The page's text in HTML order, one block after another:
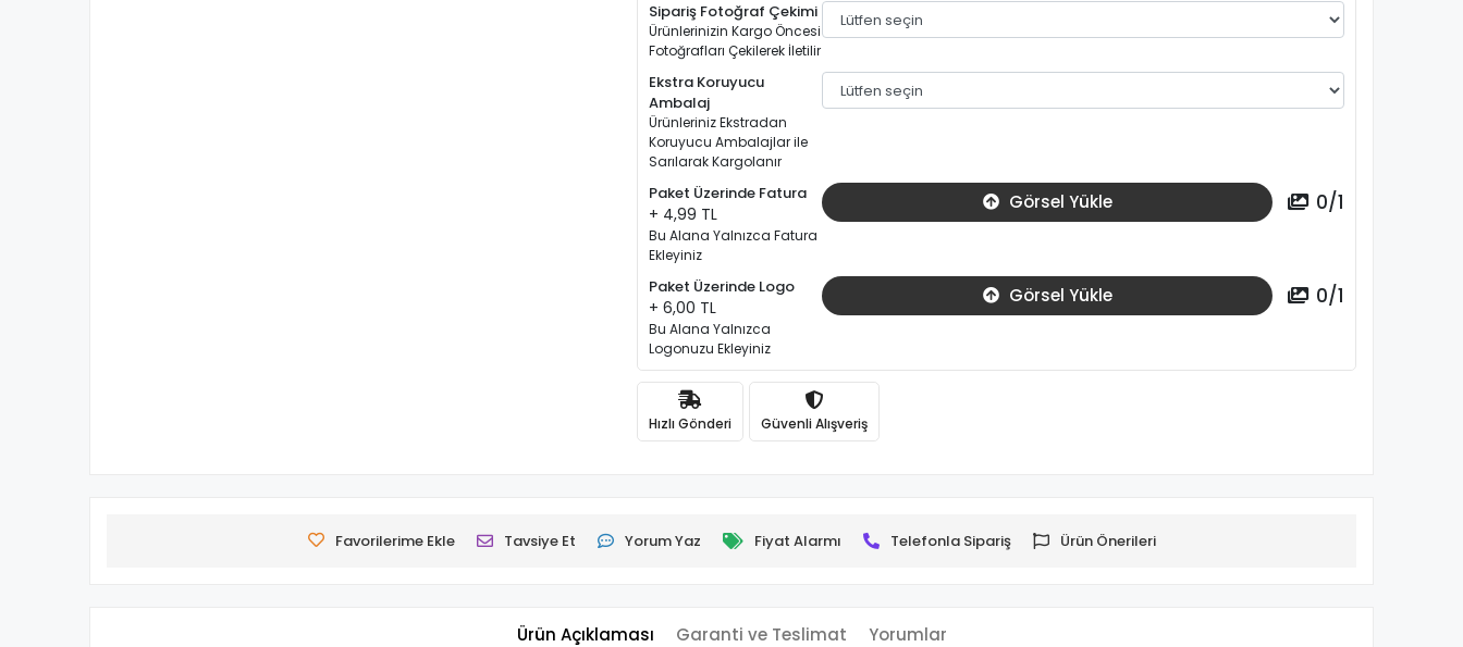
Sipariş Fotoğraf Çekimi
Ürünlerinizin Kargo Öncesi
Fotoğrafları Çekilerek İletilir
Ekstra Koruyucu
Ambalaj
Ürünleriniz Ekstradan
Koruyucu Ambalajlar ile
Sarılarak Kargolanır
Paket Üzerinde Fatura
+ 4,99 TL
Bu Alana Yalnızca Fatura
Ekleyiniz
Görsel Yükle 0/1
Paket Üzerinde Logo
+ 6,00 TL
Bu Alana Yalnızca
Logonuzu Ekleyiniz
Görsel Yükle 0/1
Hızlı Gönderi Güvenli Alışveriş
Favorilerime Ekle Tavsiye Et Yorum Yaz Fiyat Alarmı Telefonla Sipariş Ürün Önerileri
Ürün Açıklaması Garanti ve Teslimat Yorumlar